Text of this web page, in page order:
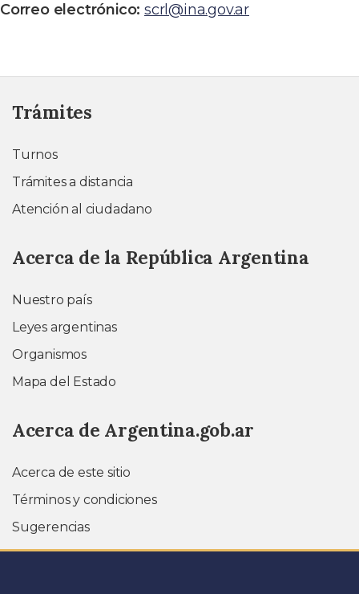
Correo electrónico: scrl@ina.gov.ar
Trámites
Turnos
Trámites a distancia
Atención al ciudadano
Acerca de la República Argentina
Nuestro país
Leyes argentinas
Organismos
Mapa del Estado
Acerca de Argentina.gob.ar
Acerca de este sitio
Términos y condiciones
Sugerencias